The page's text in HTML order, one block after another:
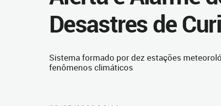
Desastres de
Sistema formado por dez estações
fenômenos climáticos